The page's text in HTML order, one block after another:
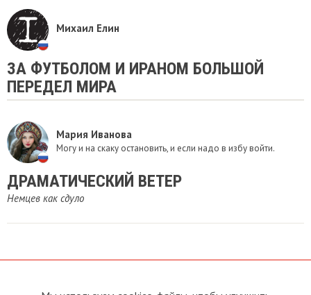
Михаил Елин
ЗА ФУТБОЛОМ И ИРАНОМ БОЛЬШОЙ
ПЕРЕДЕЛ МИРА
Мария Иванова
Могу и на скаку остановить, и если надо в избу войти.
ДРАМАТИЧЕСКИЙ ВЕТЕР
Немцев как сдуло